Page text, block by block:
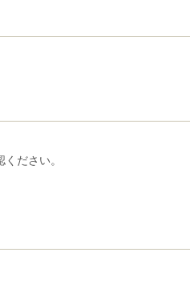
ださい。